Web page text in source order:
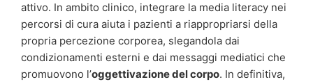
attivo. In ambito clinico, integrare la media literacy nei
percorsi di cura aiuta i pazienti a riappropriarsi della
propria percezione corporea, slegandola dai
condizionamenti esterni e dai messaggi mediatici che
promuovono l’oggettivazione del corpo. In definitiva,